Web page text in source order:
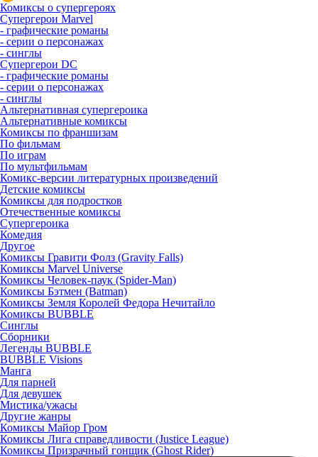
Комиксы о супергероях
Супергерои Marvel
- графические романы
- серии о персонажах
- синглы
Супергерои DC
- графические романы
- серии о персонажах
- синглы
Альтернативная супергероика
Альтернативные комиксы
Комиксы по франшизам
По фильмам
По играм
По мультфильмам
Комикс-версии литературных произведений
Детские комиксы
Комиксы для подростков
Отечественные комиксы
Супергероика
Комедия
Другое
Комиксы Гравити Фолз (Gravity Falls)
Комиксы Marvel Universe
Комиксы Человек-паук (Spider-Man)
Комиксы Бэтмен (Batman)
Комиксы Земля Королей Федора Нечитайло
Комиксы BUBBLE
Синглы
Сборники
Легенды BUBBLE
BUBBLE Visions
Манга
Для парней
Для девушек
Мистика/ужасы
Другие жанры
Комиксы Майор Гром
Комиксы Лига справедливости (Justice League)
Комиксы Призрачный гонщик (Ghost Rider)